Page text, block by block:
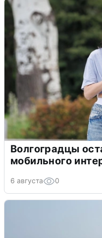
Волгоградцы
мобильного
6 августа 0